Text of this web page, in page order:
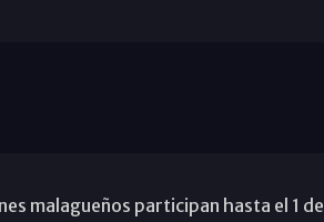
malagueños participan hasta el 1